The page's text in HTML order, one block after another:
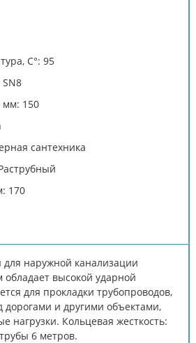
C°: 95
мм: 150
сантехника
170
наружной канализации
высокой ударной
для прокладки трубопроводов,
дорогами и другими объектами,
Кольцевая жесткость:
6 метров.